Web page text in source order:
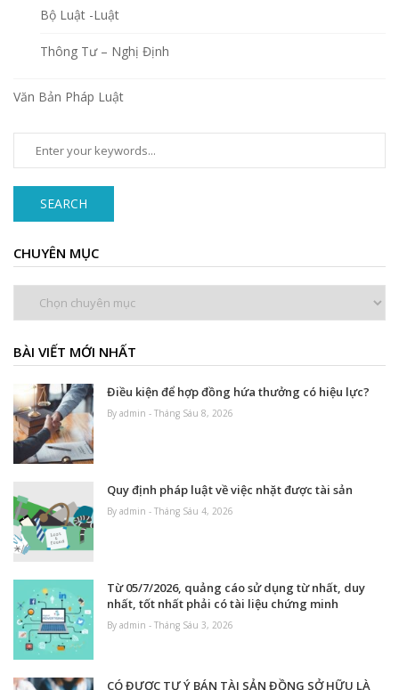
Bộ Luật -Luật
Thông Tư – Nghị Định
Văn Bản Pháp Luật
SEARCH
CHUYÊN MỤC
BÀI VIẾT MỚI NHẤT
Điều kiện để hợp đồng hứa thưởng có hiệu lực?
By admin - Tháng Sáu 8, 2026
Quy định pháp luật về việc nhặt được tài sản
By admin - Tháng Sáu 4, 2026
Từ 05/7/2026, quảng cáo sử dụng từ nhất, duy
nhất, tốt nhất phải có tài liệu chứng minh
By admin - Tháng Sáu 3, 2026
CÓ ĐƯỢC TỰ Ý BÁN TÀI SẢN ĐỒNG SỞ HỮU LÀ